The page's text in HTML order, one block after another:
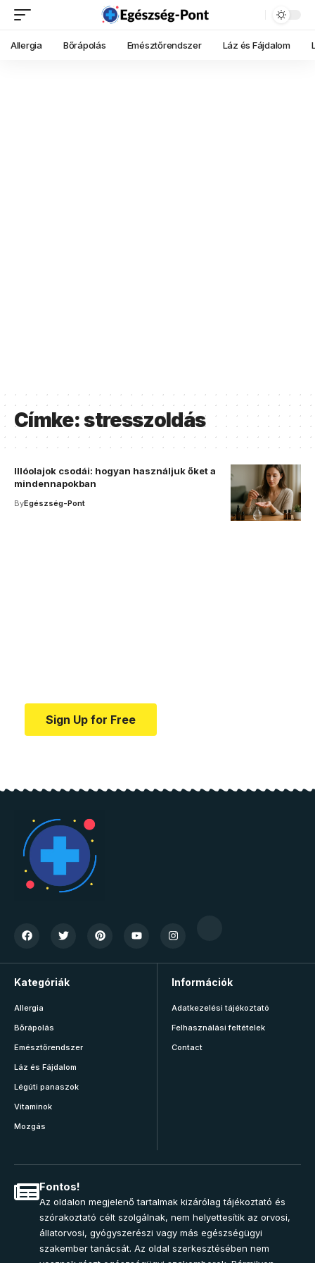
Allergia Bőrápolás Emésztőrendszer Láz és Fájdalom
Címke:stresszoldás
Illóolajok csodái: hogyan használjuk őket a
mindennapokban
ByEgészség-Pont
Sign Up for Free
Kategóriák
Allergia
Bőrápolás
Emésztőrendszer
Láz és Fájdalom
Légúti panaszok
Vitaminok
Mozgás
Információk
Adatkezelési tájékoztató
Felhasználási feltételek
Contact
Fontos!
Az oldalon megjelenő tartalmak kizárólag tájékoztató és
szórakoztató célt szolgálnak, nem helyettesítik az orvosi,
állatorvosi, gyógyszerészi vagy más egészségügyi
szakember tanácsát. Az oldal szerkesztésében nem